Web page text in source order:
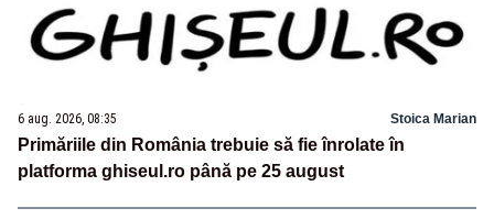
6 aug. 2026, 08:35 Stoica Marian
Primăriile din România trebuie să fie înrolate în
platforma ghiseul.ro până pe 25 august